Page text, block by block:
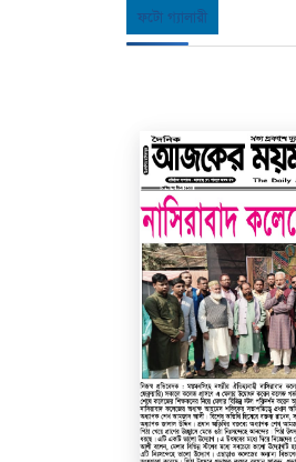
ফটো গ্যালারী